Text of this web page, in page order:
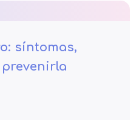
síntomas,